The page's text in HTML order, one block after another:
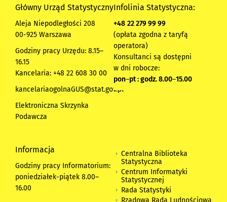
Główny Urząd Statystyczny
Aleja Niepodległości 208
00-925 Warszawa
Godziny pracy Urzędu: 8.15–
16.15
Kancelaria: +48 22 608 30 00
kancelariaogolnaGUS@stat.gov.pl
Elektroniczna Skrzynka
Podawcza
Infolinia Statystyczna:
+48 22 279 99 99
(opłata zgodna z taryfą
operatora)
Konsultanci są dostępni
w dni robocze:
pon–pt : godz. 8.00–15.00
Informacja
Godziny pracy Informatorium:
poniedziałek-piątek 8.00–
16.00
Centralna Biblioteka
Statystyczna
Centrum Informatyki
Statystycznej
Rada Statystyki
Rządowa Rada Ludnościowa